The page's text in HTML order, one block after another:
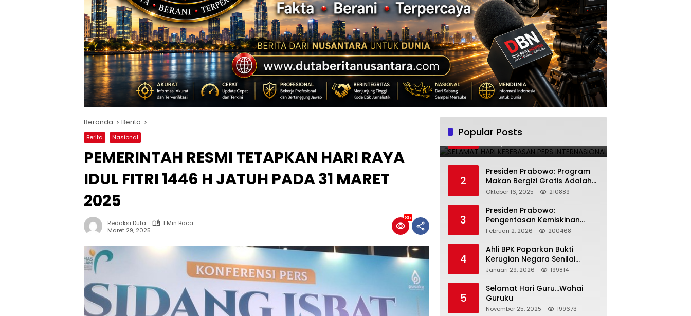
Beranda Berita
Berita Nasional
PEMERINTAH RESMI TETAPKAN HARI RAYA
IDUL FITRI 1446 H JATUH PADA 31 MARET
2025
Redaksi Duta
1 Min Baca
Maret 29, 2025
85
Popular Posts
1
INTERNASIONAL
Mei 3, 2025 224691
2
Presiden Prabowo: Program
Makan Bergizi Gratis Adalah
Investasi untuk Masa Depan
Oktober 16, 2025 210889
3
Presiden Prabowo:
Pengentasan Kemiskinan
Butuh Persatuan dan
Bertanggung Jawab
Februari 2, 2026 200468
4
Ahli BPK Paparkan Bukti
Kerugian Negara Senilai
Rp285 Triliun dalam
Pertamina
Januari 29, 2026 199814
5
Selamat Hari Guru…Wahai
Guruku
November 25, 2025 199673